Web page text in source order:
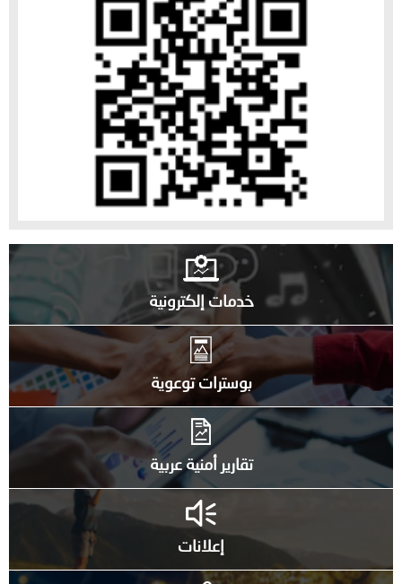
خدمات إلكترونية
بوسترات توعوية
تقارير أمنية عربية
إعلانات